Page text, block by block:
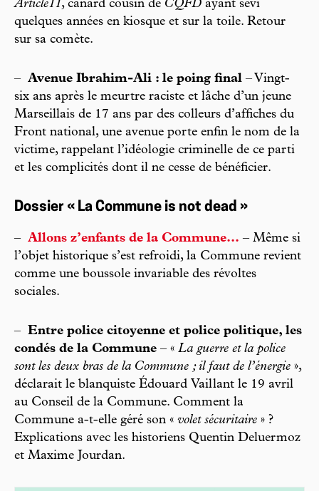
Article11, canard cousin de CQFD ayant sévi
quelques années en kiosque et sur la toile. Retour
sur sa comète.
– Avenue Ibrahim-Ali : le poing final – Vingt-
six ans après le meurtre raciste et lâche d’un jeune
Marseillais de 17 ans par des colleurs d’affiches du
Front national, une avenue porte enfin le nom de la
victime, rappelant l’idéologie criminelle de ce parti
et les complicités dont il ne cesse de bénéficier.
Dossier « La Commune is not dead »
– Allons z’enfants de la Commune... – Même si
l’objet historique s’est refroidi, la Commune revient
comme une boussole invariable des révoltes
sociales.
– Entre police citoyenne et police politique, les
condés de la Commune – « La guerre et la police
sont les deux bras de la Commune ; il faut de l’énergie »,
déclarait le blanquiste Édouard Vail lant le 19 avril
au Conseil de la Commune. Comment la
Commune a-t-elle géré son « volet sécuritaire » ?
Explications avec les historiens Quentin Deluermoz
et Maxime Jourdan.